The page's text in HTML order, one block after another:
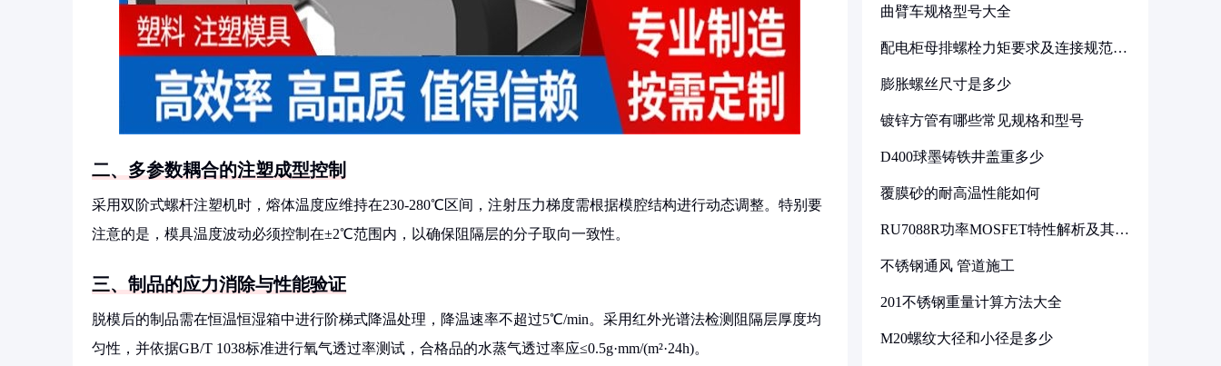
二、多参数耦合的注塑成型控制
采用双阶式螺杆注塑机时，熔体温度应维持在230-280℃区间，注射压力梯度需根据模腔结构进行动态调整。特别要
注意的是，模具温度波动必须控制在±2℃范围内，以确保阻隔层的分子取向一致性。
三、制品的应力消除与性能验证
脱模后的制品需在恒温恒湿箱中进行阶梯式降温处理，降温速率不超过5℃/min。采用红外光谱法检测阻隔层厚度均
匀性，并依据GB/T 1038标准进行氧气透过率测试，合格品的水蒸气透过率应≤0.5g·mm/(m²·24h)。
曲臂车规格型号大全
配电柜母排螺栓力矩要求及连接规范详
膨胀螺丝尺寸是多少
镀锌方管有哪些常见规格和型号
D400球墨铸铁井盖重多少
覆膜砂的耐高温性能如何
RU7088R功率MOSFET特性解析及其在
不锈钢通风 管道施工
201不锈钢重量计算方法大全
M20螺纹大径和小径是多少